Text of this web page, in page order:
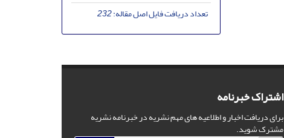
تعداد دریافت فایل اصل مقاله:232
اشتراک خبرنامه
برای دریافت اخبار و اطلاعیه های مهم نشریه در خبرنامه نشریه
مشترک شوید.